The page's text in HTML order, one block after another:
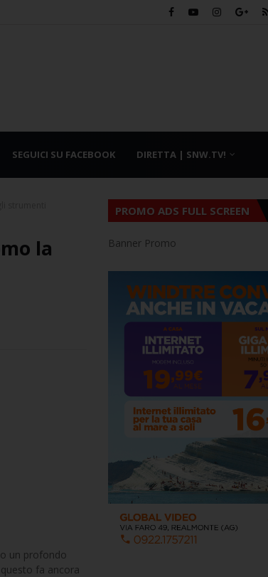
SEGUICI SU FACEBOOK DIRETTA | SNW.TV!
la
un profondo
fa ancora
PROMO ADS FULL SCREEN
Banner Promo